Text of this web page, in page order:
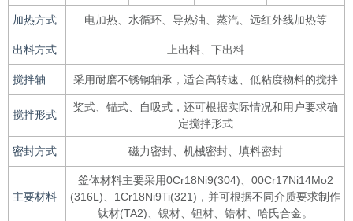
加热方式 电加热、水循环、导热油、蒸汽、远红外线加热等
出料方式 上出料、下出料
搅拌轴 采用耐磨不锈钢轴承，适合高转速、低粘度物料的搅拌
搅拌形式
桨式、锚式、自吸式，还可根据实际情况和用户要求确
定搅拌形式
密封方式 磁力密封、机械密封、填料密封
主要材料
釜体材料主要采用0Cr18Ni9(304)、00Cr17Ni14Mo2
(316L)、1Cr18Ni9Ti(321)，并可根据不同介质要求制作
钛材(TA2)、镍材、钽材、锆材、哈氏合金。